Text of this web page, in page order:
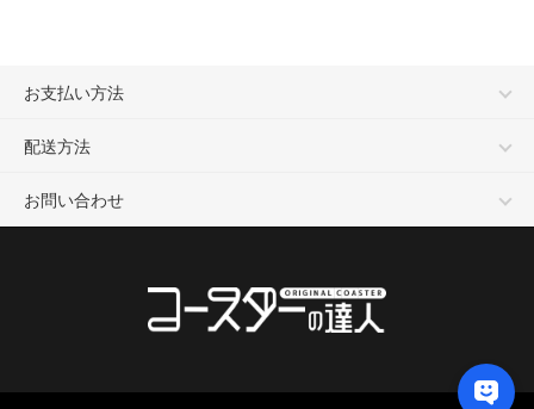
お支払い方法
配送方法
お問い合わせ